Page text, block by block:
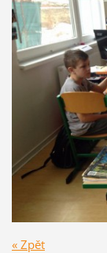
« Zpět